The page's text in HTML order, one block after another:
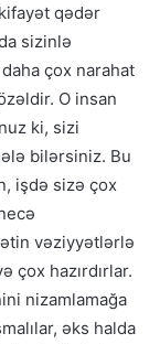
qədər
sizinlə
çox narahat
O insan
ki, sizi
bilərsiniz. Bu
işdə sizə çox
vəziyyətlərlə
çox hazırdırlar.
nizamlamağa
əks halda